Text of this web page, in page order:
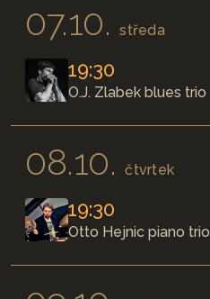
07.10.středa
19:30
O.J. Zlabek blues trio
08.10.čtvrtek
19:30
Otto Hejnic piano trio